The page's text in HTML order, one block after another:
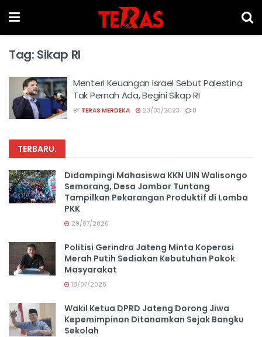
Tag: Sikap RI
Menteri Keuangan Israel Sebut Palestina
Tak Pernah Ada, Begini Sikap RI
BY TERAS MERDEKA 23/03/2023 0
TERBARU.
Didampingi Mahasiswa KKN UIN Walisongo
Semarang, Desa Jombor Tuntang
Tampilkan Pekarangan Produktif di Lomba
PKK
29/07/2026
Politisi Gerindra Jateng Minta Koperasi
Merah Putih Sediakan Kebutuhan Pokok
Masyarakat
18/07/2026
Wakil Ketua DPRD Jateng Dorong Jiwa
Kepemimpinan Ditanamkan Sejak Bangku
Sekolah